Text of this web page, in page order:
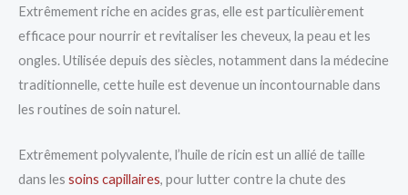
Extrêmement riche en acides gras, elle est particulièrement
efficace pour nourrir et revitaliser les cheveux, la peau et les
ongles. Utilisée depuis des siècles, notamment dans la médecine
traditionnelle, cette huile est devenue un incontournable dans
les routines de soin naturel.
Extrêmement polyvalente, l’huile de ricin est un allié de taille
dans les soins capillaires, pour lutter contre la chute des